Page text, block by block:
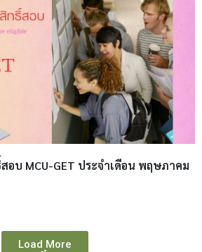
อบ MCU-GET ประจำเดือน พฤษภาคม
Load More